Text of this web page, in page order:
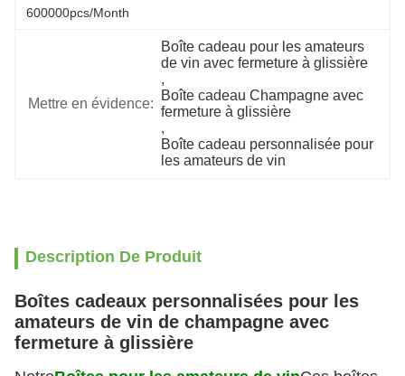
600000pcs/month
Mettre en évidence:
Boîte cadeau pour les amateurs
de vin avec fermeture à glissière
,
Boîte cadeau Champagne avec
fermeture à glissière
,
Boîte cadeau personnalisée pour
les amateurs de vin
Description De Produit
Boîtes cadeaux personnalisées pour les
amateurs de vin de champagne avec
fermeture à glissière